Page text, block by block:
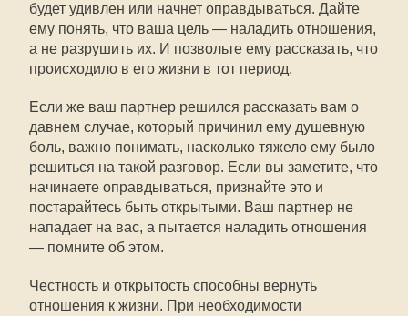
будет удивлен или начнет оправдываться. Дайте
ему понять, что ваша цель — наладить отношения,
а не разрушить их. И позвольте ему рассказать, что
происходило в его жизни в тот период.
Если же ваш партнер решился рассказать вам о
давнем случае, который причинил ему душевную
боль, важно понимать, насколько тяжело ему было
решиться на такой разговор. Если вы заметите, что
начинаете оправдываться, признайте это и
постарайтесь быть открытыми. Ваш партнер не
нападает на вас, а пытается наладить отношения
— помните об этом.
Честность и открытость способны вернуть
отношения к жизни. При необходимости